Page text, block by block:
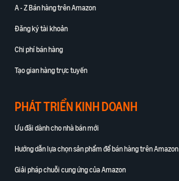
A - Z Bán hàng trên Amazon
Đăng ký tài khoản
Chi phí bán hàng
Tạo gian hàng trực tuyến
PHÁT TRIỂN KINH DOANH
Ưu đãi dành cho nhà bán mới
Hướng dẫn lựa chọn sản phẩm để bán hàng trên Amazon
Giải pháp chuỗi cung ứng của Amazon